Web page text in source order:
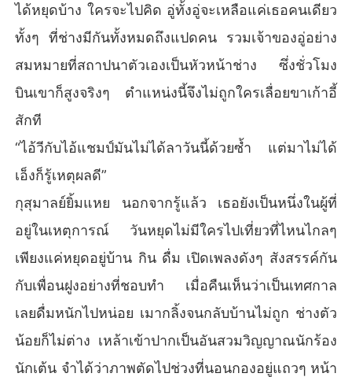
ได้หยุดบ้าง ใครจะไปคิด อู่ทั้งอู่จะเหลือแค่เธอคนเดียว
ทั้งๆ ที่ช่างมีกันทั้งหมดถึงแปดคน รวมเจ้าของอู่อย่าง
สมหมายที่สถาปนาตัวเองเป็นหัวหน้าช่าง ซึ่งชั่วโมง
บินเขาก็สูงจริงๆ ตำแหน่งนี้จึงไม่ถูกใครเลื่อยขาเก้าอี้
สักที
“ไอ้วีกับไอ้แชมป์มันไม่ได้ลาวันนี้ด้วยซ้ำ แต่มาไม่ได้
เอ็งก็รู้เหตุผลดี”
กุสุมาลย์ยิ้มแหย นอกจากรู้แล้ว เธอยังเป็นหนึ่งในผู้ที่
อยู่ในเหตุการณ์ วันหยุดไม่มีใครไปเที่ยวที่ไหนไกลๆ
เพียงแค่หยุดอยู่บ้าน กิน ดื่ม เปิดเพลงดังๆ สังสรรค์กัน
กับเพื่อนฝูงอย่างที่ชอบทำ เมื่อคืนเห็นว่าเป็นเทศกาล
เลยดื่มหนักไปหน่อย เมากลิ้งจนกลับบ้านไม่ถูก ช่างตัว
น้อยก็ไม่ต่าง เหล้าเข้าปากเป็นอันสวมวิญญาณนักร้อง
นักเต้น จำได้ว่าภาพตัดไปช่วงที่นอนกองอยู่แถวๆ หน้า